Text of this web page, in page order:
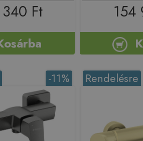
Ft 154
-11% Rendelésre